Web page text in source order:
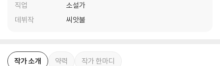
직업
소설가
데뷔작
씨앗불
작가 소개 약력 작가 한마디